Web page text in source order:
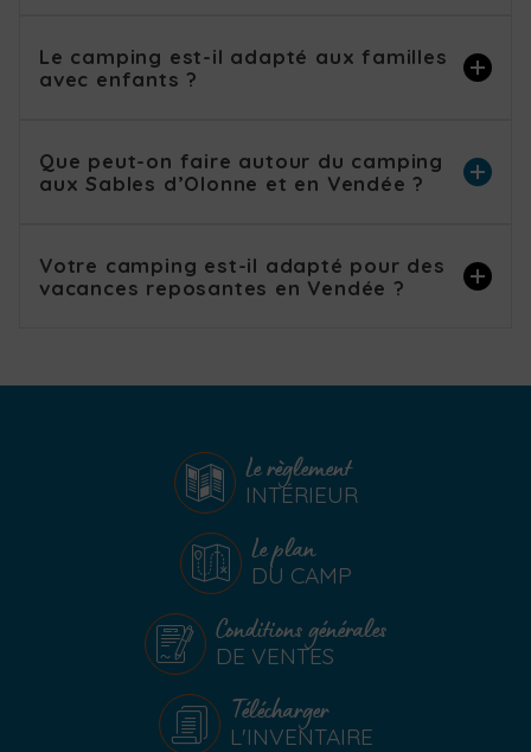
Le camping est-il adapté aux familles
avec enfants ?
Que peut-on faire autour du camping
aux Sables d’Olonne et en Vendée ?
Votre camping est-il adapté pour des
vacances reposantes en Vendée ?
Le règlement
INTÉRIEUR
Le plan
DU CAMP
Conditions générales
DE VENTES
Télécharger
L'INVENTAIRE